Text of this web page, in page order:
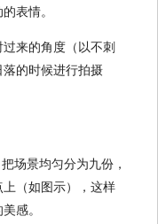
表情。
来的角度（以不刺
的时候进行拍摄
场景均匀分为九份，
（如图示），这样
感。